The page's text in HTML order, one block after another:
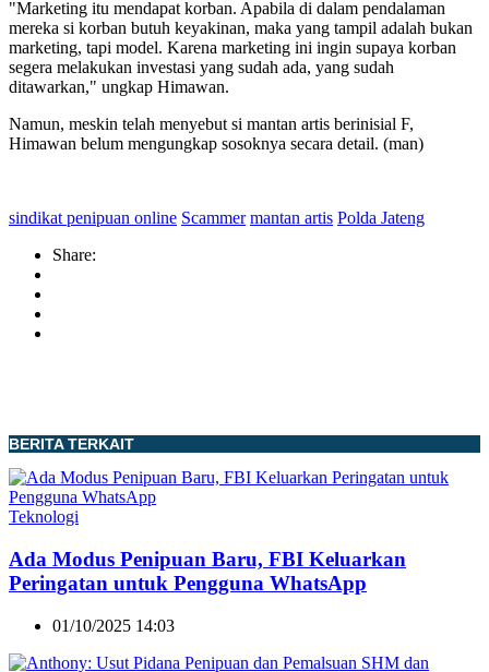
"Marketing itu mendapat korban. Apabila di dalam pendalaman
mereka si korban butuh keyakinan, maka yang tampil adalah bukan
marketing, tapi model. Karena marketing ini ingin supaya korban
segera melakukan investasi yang sudah ada, yang sudah
ditawarkan," ungkap Himawan.
Namun, meskin telah menyebut si mantan artis berinisial F,
Himawan belum mengungkap sosoknya secara detail. (man)
sindikat penipuan online Scammer mantan artis Polda Jateng
Share:
BERITA TERKAIT
Teknologi
Ada Modus Penipuan Baru, FBI Keluarkan
Peringatan untuk Pengguna WhatsApp
01/10/2025 14:03